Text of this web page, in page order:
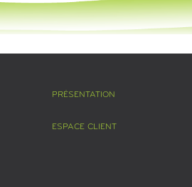
PRÉSENTATION
ESPACE CLIENT